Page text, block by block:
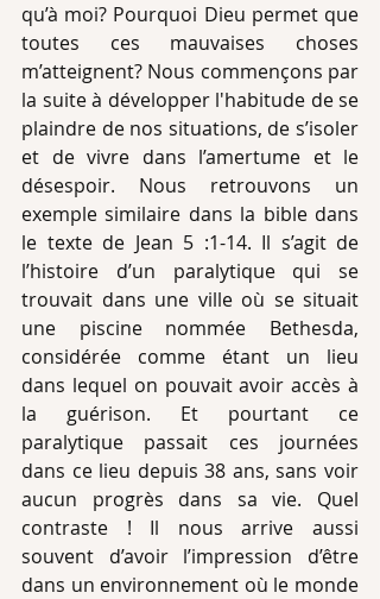
qu’à moi? Pourquoi Dieu permet que
toutes ces mauvaises choses
m’atteignent? Nous commençons par
la suite à développer l'habitude de se
plaindre de nos situations, de s’isoler
et de vivre dans l’amertume et le
désespoir. Nous retrouvons un
exemple similaire dans la bible dans
le texte de Jean 5 :1-14. Il s’agit de
l’histoire d’un paralytique qui se
trouvait dans une ville où se situait
une piscine nommée Bethesda,
considérée comme étant un lieu
dans lequel on pouvait avoir accès à
la guérison. Et pourtant ce
paralytique passait ces journées
dans ce lieu depuis 38 ans, sans voir
aucun progrès dans sa vie. Quel
contraste ! Il nous arrive aussi
souvent d’avoir l’impression d’être
dans un environnement où le monde